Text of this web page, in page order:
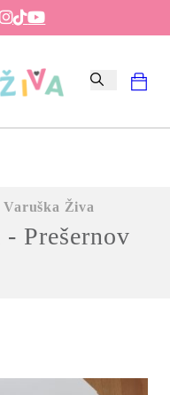
Varuška Živa
Prešernov